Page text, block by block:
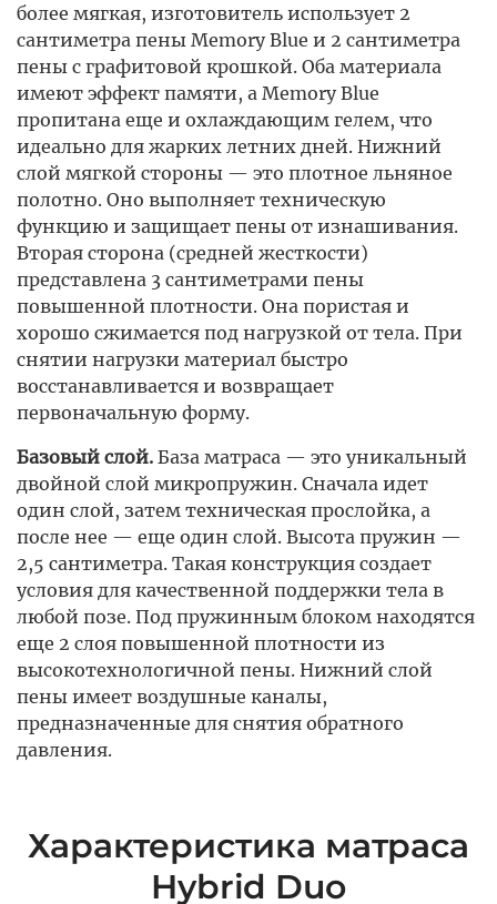
более мягкая, изготовитель использует 2
сантиметра пены Memory Blue и 2 сантиметра
пены с графитовой крошкой. Оба материала
имеют эффект памяти, а Memory Blue
пропитана еще и охлаждающим гелем, что
идеально для жарких летних дней. Нижний
слой мягкой стороны — это плотное льняное
полотно. Оно выполняет техническую
функцию и защищает пены от изнашивания.
Вторая сторона (средней жесткости)
представлена 3 сантиметрами пены
повышенной плотности. Она пористая и
хорошо сжимается под нагрузкой от тела. При
снятии нагрузки материал быстро
восстанавливается и возвращает
первоначальную форму.
Базовый слой. База матраса — это уникальный
двойной слой микропружин. Сначала идет
один слой, затем техническая прослойка, а
после нее — еще один слой. Высота пружин —
2,5 сантиметра. Такая конструкция создает
условия для качественной поддержки тела в
любой позе. Под пружинным блоком находятся
еще 2 слоя повышенной плотности из
высокотехнологичной пены. Нижний слой
пены имеет воздушные каналы,
предназначенные для снятия обратного
давления.
Характеристика матраса
Hybrid Duo